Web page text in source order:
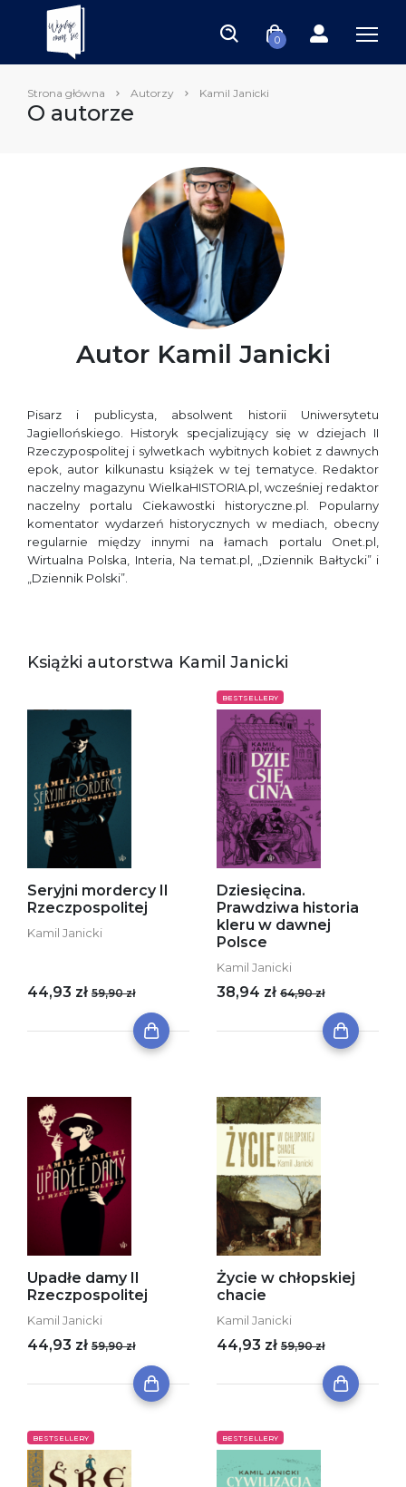
0
Strona główna Autorzy Kamil Janicki
O autorze
Autor Kamil Janicki
Pisarz i publicysta, absolwent historii Uniwersytetu
Jagiellońskiego. Historyk specjalizujący się w dziejach II
Rzeczypospolitej i sylwetkach wybitnych kobiet z dawnych
epok, autor kilkunastu książek w tej tematyce. Redaktor
naczelny magazynu WielkaHISTORIA.pl, wcześniej redaktor
naczelny portalu Ciekawostki historyczne.pl. Popularny
komentator wydarzeń historycznych w mediach, obecny
regularnie między innymi na łamach portalu Onet.pl,
Wirtualna Polska, Interia, Na temat.pl, „Dziennik Bałtycki” i
„Dziennik Polski”.
Książki autorstwa Kamil Janicki
Seryjni mordercy II
Rzeczpospolitej
Kamil Janicki
44,93 zł 59,90 zł
BESTSELLERY
Dziesięcina.
Prawdziwa historia
kleru w dawnej
Polsce
Kamil Janicki
38,94 zł 64,90 zł
Upadłe damy II
Rzeczpospolitej
Kamil Janicki
44,93 zł 59,90 zł
Życie w chłopskiej
chacie
Kamil Janicki
44,93 zł 59,90 zł
BESTSELLERY BESTSELLERY